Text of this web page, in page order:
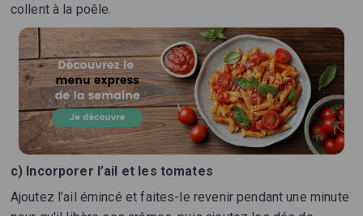
collent à la poêle.
c) Incorporer l’ail et les tomates
Ajoutez l’ail émincé et faites-le revenir pendant une minute